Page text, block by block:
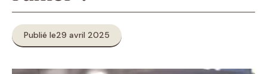
Publié le29 avril 2025